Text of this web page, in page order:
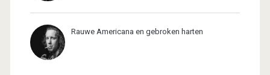
Rauwe Americana en gebroken harten